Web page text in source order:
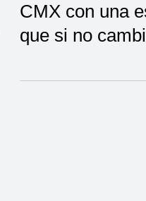
CMX con una
que si no